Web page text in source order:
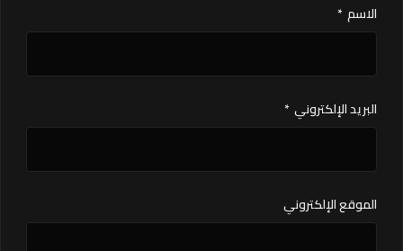
الاسم *
البريد الإلكتروني *
الموقع الإلكتروني